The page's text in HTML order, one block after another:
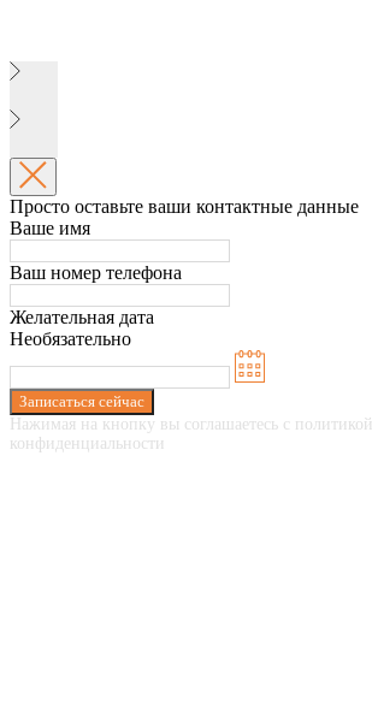
Просто оставьте ваши контактные данные
Ваше имя
Ваш номер телефона
Желательная дата
Необязательно
Записаться сейчас
Нажимая на кнопку вы соглашаетесь с политикой
конфиденциальности